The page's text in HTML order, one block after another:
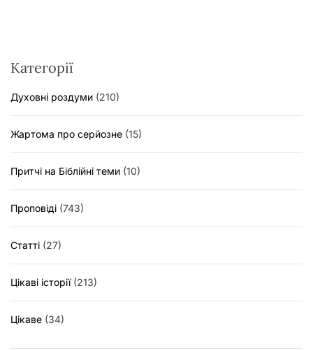
Категорії
Духовні роздуми (210)
Жартома про серйозне (15)
Притчі на Біблійні теми (10)
Проповіді (743)
Статті (27)
Цікаві історії(213)
Цікаве (34)